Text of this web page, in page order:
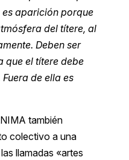
aparición porque
del títere, al
Deben ser
que el títere debe
de ella es
también
colectivo a una
llamadas «artes